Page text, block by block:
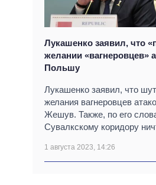
Лукашенко заявил, что
желании «вагнеровцев»
Польшу
Лукашенко заявил, что
желания вагнеровцев
Жешув. Также, по его
Сувалкскому коридору
1 августа 2023, 14:26